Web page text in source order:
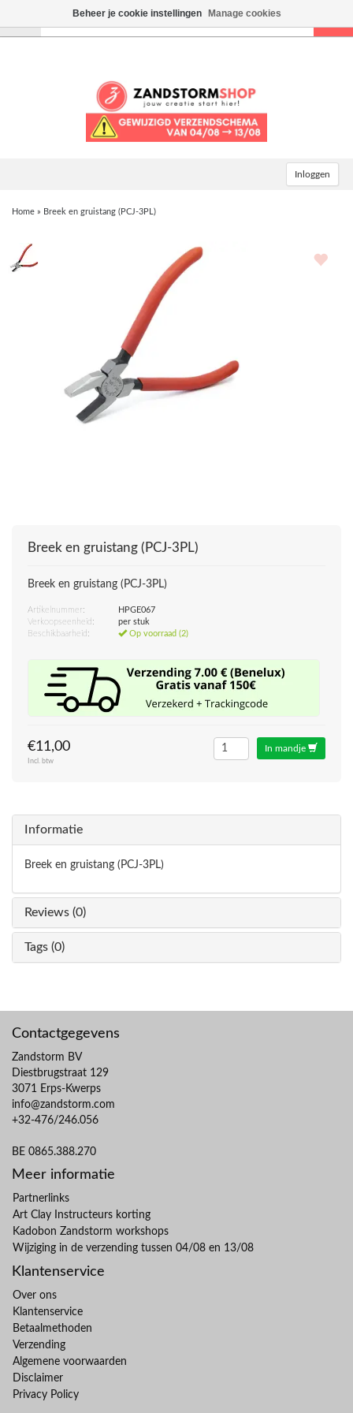
Inloggen
Home » Breek en gruistang (PCJ-3PL)
Breek en gruistang (PCJ-3PL)
Breek en gruistang (PCJ-3PL)
Artikelnummer:
HPGE067
Verkoopseenheid:
per stuk
Beschikbaarheid:
Op voorraad (2)
€11,00
Incl. btw
In mandje
Informatie
Breek en gruistang (PCJ-3PL)
Reviews (0)
Tags (0)
Contactgegevens
Zandstorm BV
Diestbrugstraat 129
3071 Erps-Kwerps
info@zandstorm.com
+32-476/246.056
BE 0865.388.270
Meer informatie
Partnerlinks
Art Clay Instructeurs korting
Kadobon Zandstorm workshops
Wijziging in de verzending tussen 04/08 en 13/08
Klantenservice
Over ons
Klantenservice
Betaalmethoden
Verzending
Algemene voorwaarden
Disclaimer
Privacy Policy
Beheer je cookie instellingen Manage cookies